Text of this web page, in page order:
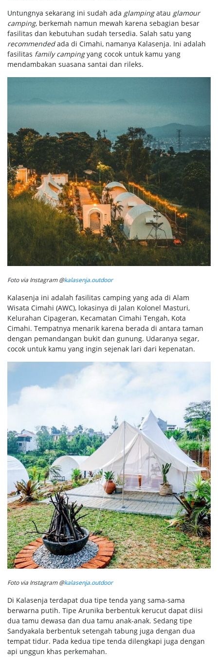
Untungnya sekarang ini sudah ada glampingatau glamour
camping, berkemah namun mewah karena sebagian besar
fasilitas dan kebutuhan sudah tersedia. Salah satu yang
recommendedada di Cimahi, namanya Kalasenja. Ini adalah
fasilitas family campingyang cocok untuk kamu yang
mendambakan suasana santai dan rileks.
Foto via Instagram @kalasenja.outdoor
Kalasenja ini adalah fasilitas camping yang ada di Alam
Wisata Cimahi (AWC), lokasinya di Jalan Kolonel Masturi,
Kelurahan Cipageran, Kecamatan Cimahi Tengah, Kota
Cimahi. Tempatnya menarik karena berada di antara taman
dengan pemandangan bukit dan gunung. Udaranya segar,
cocok untuk kamu yang ingin sejenak lari dari kepenatan.
Foto via Instagram @kalasenja.outdoor
Di Kalasenja terdapat dua tipe tenda yang sama-sama
berwarna putih. Tipe Arunika berbentuk kerucut dapat diisi
dua tamu dewasa dan dua tamu anak-anak. Sedang tipe
Sandyakala berbentuk setengah tabung juga dengan dua
tempat tidur. Pada kedua tipe tenda dilengkapi juga dengan
api unggun khas perkemahan.